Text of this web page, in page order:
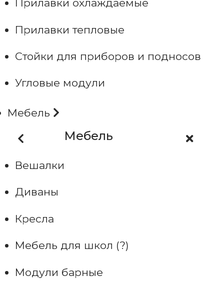
Прилавки охлаждаемые
Прилавки тепловые
Стойки для приборов и подносов
Угловые модули
Мебель
Мебель
Вешалки
Диваны
Кресла
Мебель для школ (?)
Модули барные